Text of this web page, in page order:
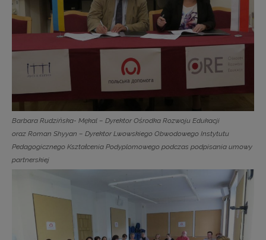
Barbara Rudzińska- Mękal – Dyrektor Ośrodka Rozwoju Edukacji
oraz Roman Shyyan – Dyrektor Lwowskiego Obwodowego Instytutu
Pedagogicznego Kształcenia Podyplomowego podczas podpisania umowy
partnerskiej